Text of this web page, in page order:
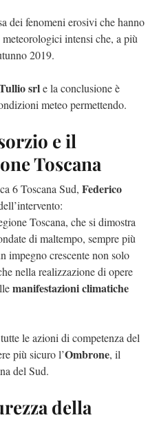
dei fenomeni erosivi che hanno
intensi che, a più
2019.
srle la conclusione è
meteo permettendo.
e il
Toscana
6 Toscana Sud, Federico
Toscana, che si dimostra
di maltempo, sempre più
impegno crescente non solo
nella realizzazione di opere
manifestazioni climatiche
le azioni di competenza del
più sicuro l’Ombrone, il
del Sud.
della